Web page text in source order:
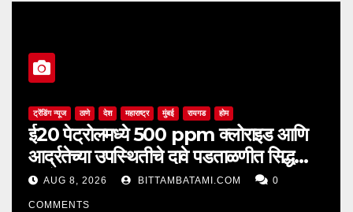
ट्रेंडिंग न्यूज ठाणे देश महाराष्ट्र मुंबई रायगड होम
ई20 पेट्रोलमध्ये 500 ppm क्लोराइड आणि
आर्द्रतेच्या उपस्थितीचे दावे पडताळणीत सिद्ध
झाले नाहीत
AUG 8, 2026 BITTAMBATAMI.COM 0
COMMENTS